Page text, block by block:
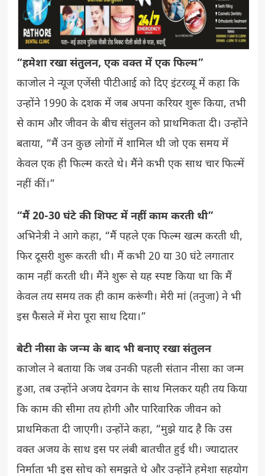
“हमेशा रखा संतुलन, एक वक्त में एक फिल्म”
काजोल ने न्यूज एजेंसी पीटीआई को दिए इंटरव्यू में कहा कि
उन्होंने 1990 के दशक में जब अपना करियर शुरू किया, तभी
से काम और जीवन के बीच संतुलन को प्राथमिकता दी। उन्होंने
बताया, “मैं उन कुछ लोगों में शामिल थी जो एक समय में
केवल एक ही फिल्म करते थे। मैंने कभी एक साथ चार फिल्में
नहीं कीं।”
“मैं 20-30 घंटे की शिफ्ट में नहीं काम करती थी”
अभिनेत्री ने आगे कहा, “मैं पहले एक फिल्म खत्म करती थी,
फिर दूसरी शुरू करती थी। मैं कभी 20 या 30 घंटे लगातार
काम नहीं करती थी। मैंने शुरू से यह स्पष्ट किया था कि मैं
केवल तय समय तक ही काम करूंगी। मेरी मां (तनुजा) ने भी
इस फैसले में मेरा पूरा साथ दिया।”
बेटी नीसा के जन्म के बाद भी बनाए रखा संतुलन
काजोल ने बताया कि जब उनकी पहली संतान नीसा का जन्म
हुआ, तब उन्होंने अजय देवगन के साथ मिलकर यही तय किया
कि काम की सीमा तय होगी और पारिवारिक जीवन को
प्राथमिकता दी जाएगी। उन्होंने कहा, “मुझे याद है कि उस
वक्त अजय के साथ इस पर लंबी बातचीत हुई थी। ज्यादातर
निर्माता भी इस सोच को समझते थे और उन्होंने हमेशा सहयोग